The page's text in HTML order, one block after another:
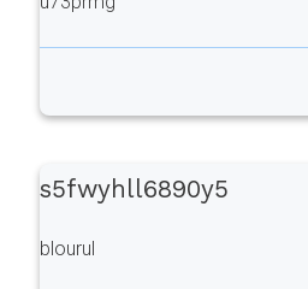
s5fwyhll6890y5
blourul